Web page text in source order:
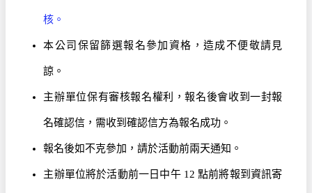
核。
本公司保留篩選報名參加資格，造成不便敬請見
諒。
主辦單位保有審核報名權利，報名後會收到一封報
名確認信，需收到確認信方為報名成功。
報名後如不克參加，請於活動前兩天通知。
主辦單位將於活動前一日中午 12 點前將報到資訊寄